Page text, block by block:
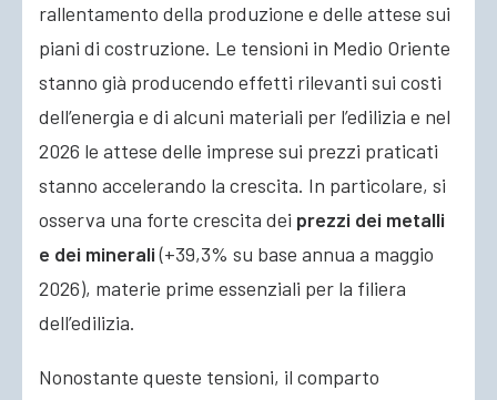
rallentamento della produzione e delle attese sui
piani di costruzione. Le tensioni in Medio Oriente
stanno già producendo effetti rilevanti sui costi
dell’energia e di alcuni materiali per l’edilizia e nel
2026 le attese delle imprese sui prezzi praticati
stanno accelerando la crescita. In particolare, si
osserva una forte crescita dei prezzi dei metalli
e dei minerali(+39,3% su base annua a maggio
2026), materie prime essenziali per la filiera
dell’edilizia.
Nonostante queste tensioni, il comparto